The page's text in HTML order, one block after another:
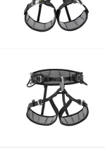
Más información